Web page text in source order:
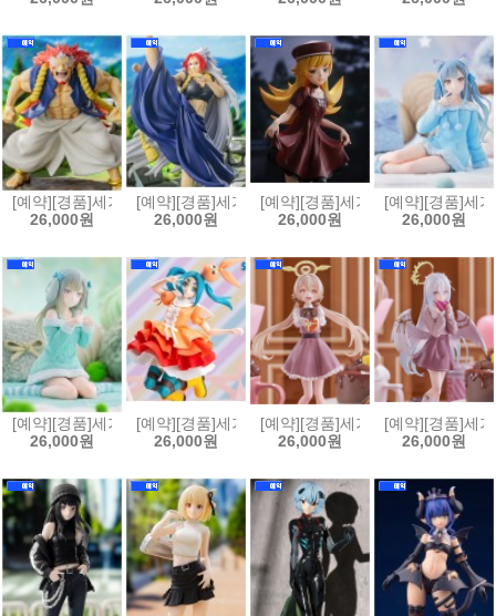
[예약][경품]세가 황천의 츠가이 Luminasta 피규어 우
26,000원
[예약][경품]세가 황천의 츠가이 Luminasta 피규어 좌
26,000원
[예약][경품]세가 모노가타리 시
26,000원
[예약][경품]세
26,000원
[예약][경품]세가 뱅드림!(BanG Dream!) 유메미라이즈 피규어 Ave
26,000원
[예약][경품]세가 모노가타리 시리즈 XStellar 피규어
26,000원
[예약][경품]세가 블루 아카이브
26,000원
[예약][경품]세
26,000원